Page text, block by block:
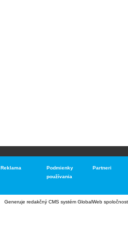
Reklama
Podmienky
používania
Partneri
Generuje redakčný CMS systém GlobalWeb